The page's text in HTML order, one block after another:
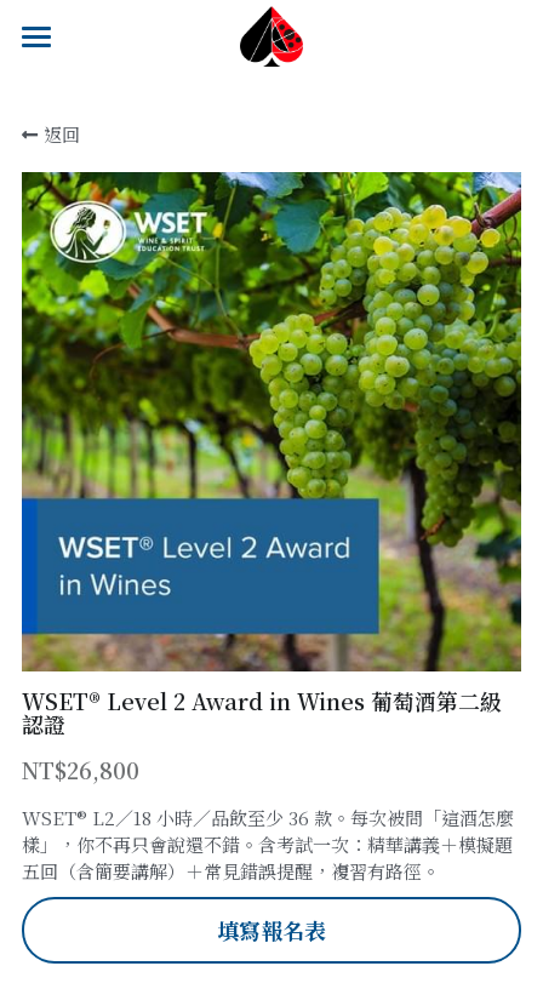
趨勢觀察專欄
飲食教育課程
結果發表
主審團成員
2025 賽事花絮
Contact
搜索
返回
WSET® Level 2 Award in Wines 葡萄酒第二級
認證
NT$26,800
WSET® L2／18 小時／品飲至少 36 款。每次被問「這酒怎麼
樣」，你不再只會說還不錯。含考試一次：精華講義＋模擬題
五回（含簡要講解）＋常見錯誤提醒，複習有路徑。
填寫報名表
部落格分類
大賽專欄
ESG 專欄與趨勢觀察